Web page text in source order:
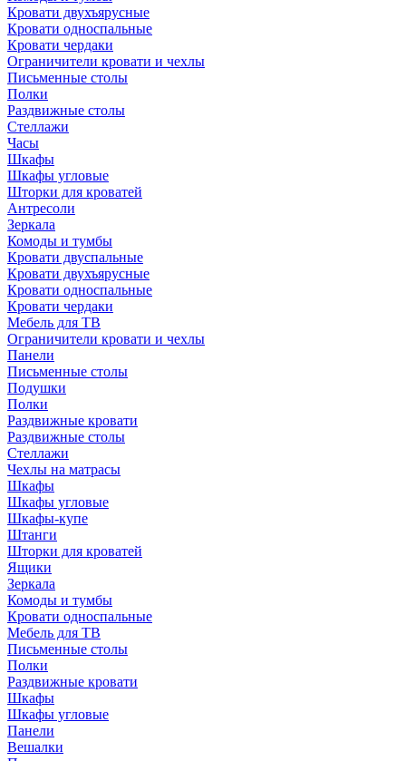
Кровати двухъярусные
Кровати односпальные
Кровати чердаки
Ограничители кровати и чехлы
Письменные столы
Полки
Раздвижные столы
Стеллажи
Часы
Шкафы
Шкафы угловые
Шторки для кроватей
Антресоли
Зеркала
Комоды и тумбы
Кровати двуспальные
Кровати двухъярусные
Кровати односпальные
Кровати чердаки
Мебель для ТВ
Ограничители кровати и чехлы
Панели
Письменные столы
Подушки
Полки
Раздвижные кровати
Раздвижные столы
Стеллажи
Чехлы на матрасы
Шкафы
Шкафы угловые
Шкафы-купе
Штанги
Шторки для кроватей
Ящики
Зеркала
Комоды и тумбы
Кровати односпальные
Мебель для ТВ
Письменные столы
Полки
Раздвижные кровати
Шкафы
Шкафы угловые
Панели
Вешалки